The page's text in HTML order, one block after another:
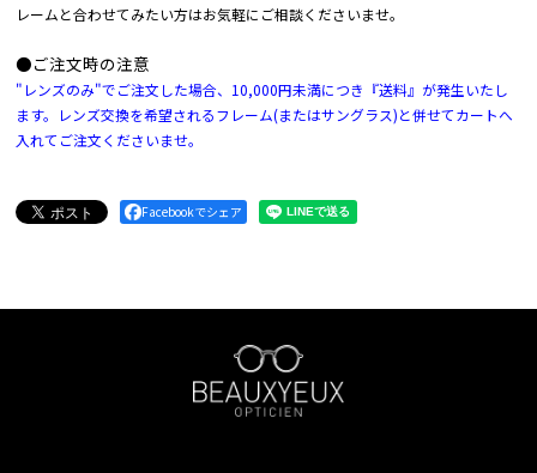
レームと合わせてみたい方はお気軽にご相談くださいませ。
●ご注文時の注意
"レンズのみ"でご注文した場合、10,000円未満につき『送料』が発生いたし
ます。レンズ交換を希望されるフレーム(またはサングラス)と併せてカートへ
入れてご注文くださいませ。
Facebookでシェア